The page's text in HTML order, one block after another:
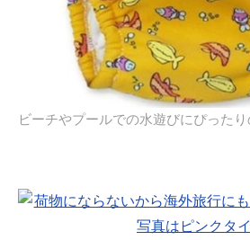
ビーチやプールでの水遊びにぴった